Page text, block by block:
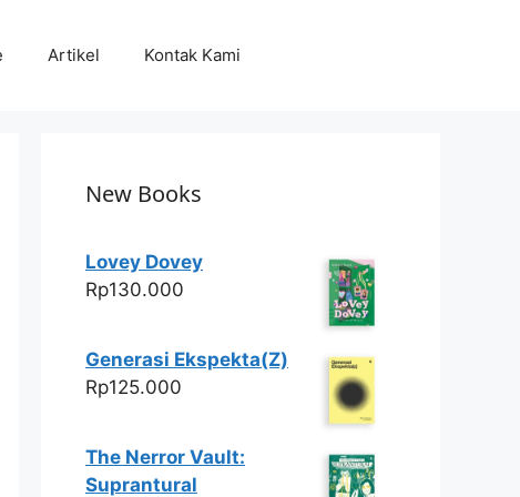
Artikel Kontak Kami
New Books
Lovey Dovey
Rp130.000
Generasi Ekspekta(Z)
Rp125.000
The Nerror Vault:
Suprantural